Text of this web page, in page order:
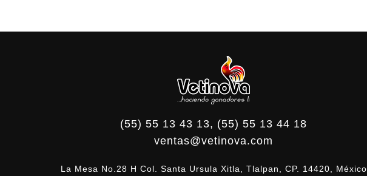
(55) 55 13 43 13, (55) 55 13 44 18
ventas@vetinova.com
La Mesa No.28 H Col. Santa Ursula Xitla, Tlalpan, CP. 14420, México